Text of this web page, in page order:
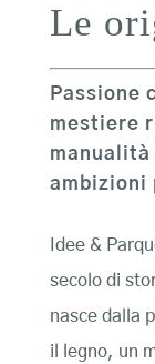
Le
Passione
mestiere
ambizioni
Idee &
secolo di
nasce dalla
il legno, un